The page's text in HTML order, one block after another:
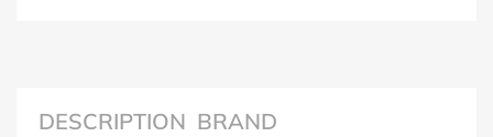
DESCRIPTION BRAND